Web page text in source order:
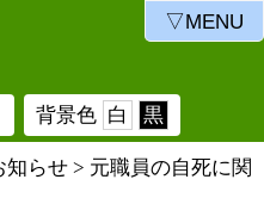
背景色 白 黒
知らせ > 元職員の自死に関
▽MENU